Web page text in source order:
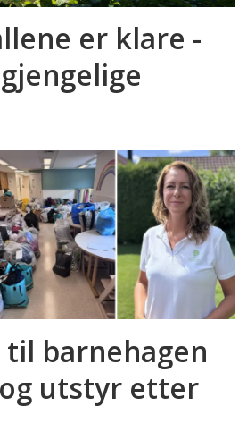
er klare -
barnehagen
utstyr etter